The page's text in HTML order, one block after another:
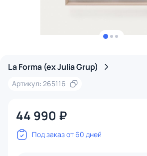
La Forma (ex Julia Grup)
Артикул: 265116
44 990 ₽
Под заказ от 60 дней